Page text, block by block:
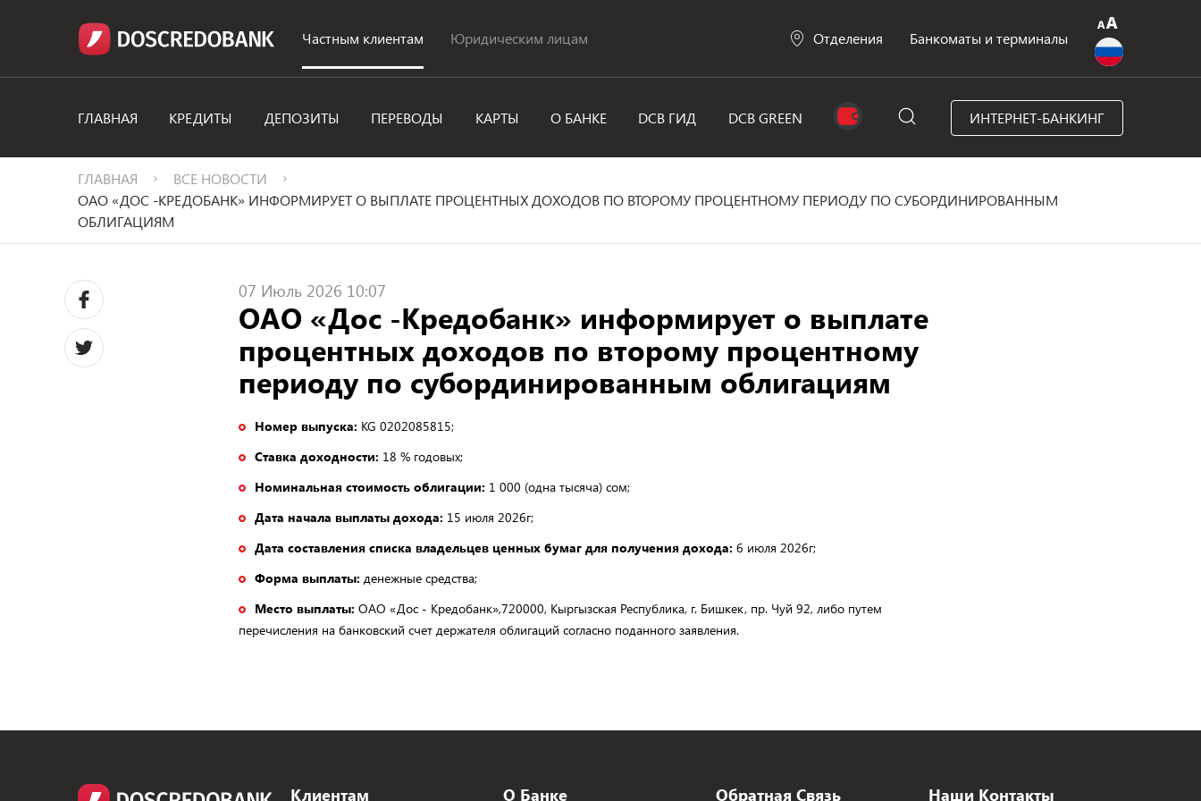
Частным клиентам Юридическим лицам Отделения Банкоматы и терминалы
ГЛАВНАЯ КРЕДИТЫ ДЕПОЗИТЫ ПЕРЕВОДЫ КАРТЫ О БАНКЕ DCB ГИД DCB GREEN ИНТЕРНЕТ-БАНКИНГ
ГЛАВНАЯ
ВСЕ НОВОСТИ
ОАО «ДОС -КРЕДОБАНК» ИНФОРМИРУЕТ О ВЫПЛАТЕ ПРОЦЕНТНЫХ ДОХОДОВ ПО ВТОРОМУ ПРОЦЕНТНОМУ ПЕРИОДУ ПО СУБОРДИНИРОВАННЫМ
ОБЛИГАЦИЯМ
07 Июль 2026 10:07
ОАО «Дос -Кредобанк» информирует о выплате
процентных доходов по второму процентному
периоду по субординированным облигациям
Номер выпуска: KG 0202085815;
Ставка доходности: 18 % годовых;
Номинальная стоимость облигации: 1 000 (одна тысяча) сом;
Дата начала выплаты дохода: 15 июля 2026г;
Дата составления списка владельцев ценных бумаг для получения дохода: 6 июля 2026г;
Форма выплаты: денежные средства;
Место выплаты: ОАО «Дос - Кредобанк»,720000, Кыргызская Республика, г. Бишкек, пр. Чуй 92, либо путем
перечисления на банковский счет держателя облигаций согласно поданного заявления.
Клиентам О Банке Обратная Связь Наши Контакты